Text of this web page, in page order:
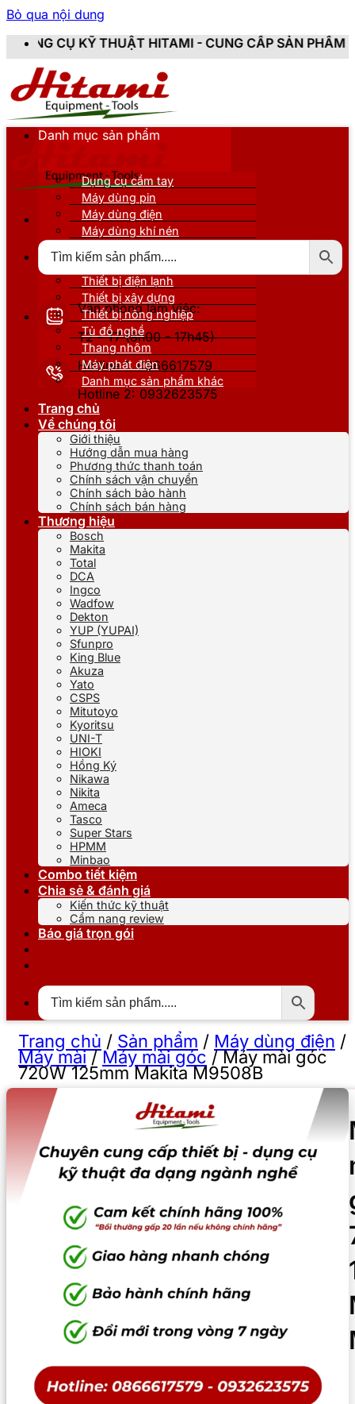
Bỏ qua nội dung
HITAMI - CUNG CẤP SẢN PHẨM CHÍNH HÃNG,
Văn phòng làm việc:
T2 - T7 (8h00 - 17h45)
Hotline 1: 0866617579
Hotline 2: 0932623575
Danh mục sản phẩm
Dụng cụ cầm tay
Máy dùng pin
Máy dùng điện
Máy dùng khí nén
Thiết bị nâng đỡ
Thiết bị điện lạnh
Thiết bị xây dựng
Thiết bị nông nghiệp
Tủ đồ nghề
Thang nhôm
Máy phát điện
Danh mục sản phẩm khác
Trang chủ
Về chúng tôi
Giới thiệu
Hướng dẫn mua hàng
Phương thức thanh toán
Chính sách vận chuyển
Chính sách bảo hành
Chính sách bán hàng
Thương hiệu
Bosch
Makita
Total
DCA
Ingco
Wadfow
Dekton
YUP (YUPAI)
Sfunpro
King Blue
Akuza
Yato
CSPS
Mitutoyo
Kyoritsu
UNI-T
HIOKI
Hồng Ký
Nikawa
Nikita
Ameca
Tasco
Super Stars
HPMM
Minbao
Combo tiết kiệm
Chia sẻ & đánh giá
Kiến thức kỹ thuật
Cẩm nang review
Báo giá trọn gói
Trang chủ / Sản phẩm / Máy dùng điện /
Máy mài/Máy mài góc /Máy mài góc
720W 125mm Makita M9508B